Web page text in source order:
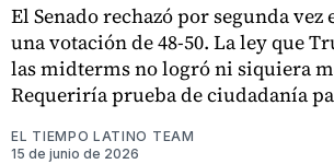
El Senado rechazó por segunda vez
una votación de 48-50. La ley que
las midterms no logró ni siquiera
Requeriría prueba de ciudadanía
EL TIEMPO LATINO TEAM
15 de junio de 2026